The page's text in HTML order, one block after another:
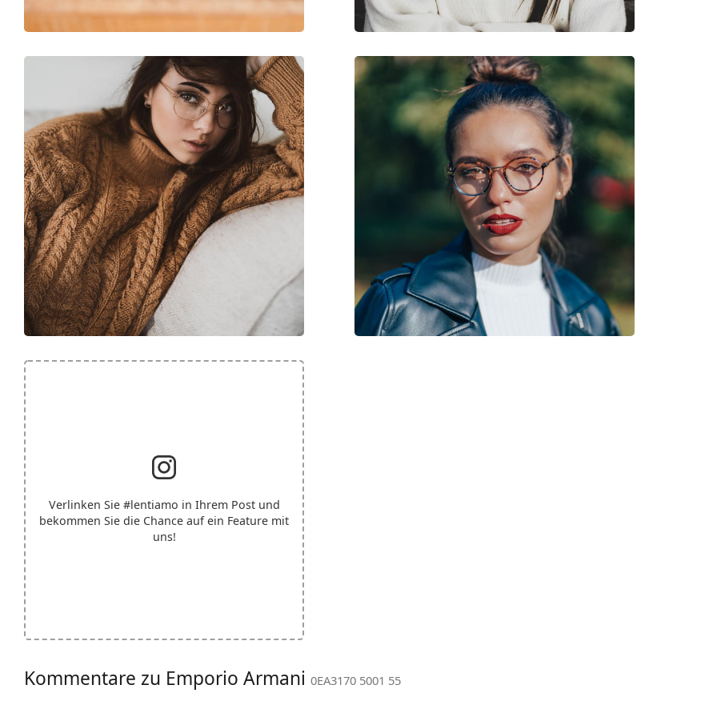
Code:
0EA3170 5001 55
Verlinken Sie #lentiamo in Ihrem Post und
bekommen Sie die Chance auf ein Feature mit
uns!
Kommentare zu Emporio Armani 0EA3170 5001 55